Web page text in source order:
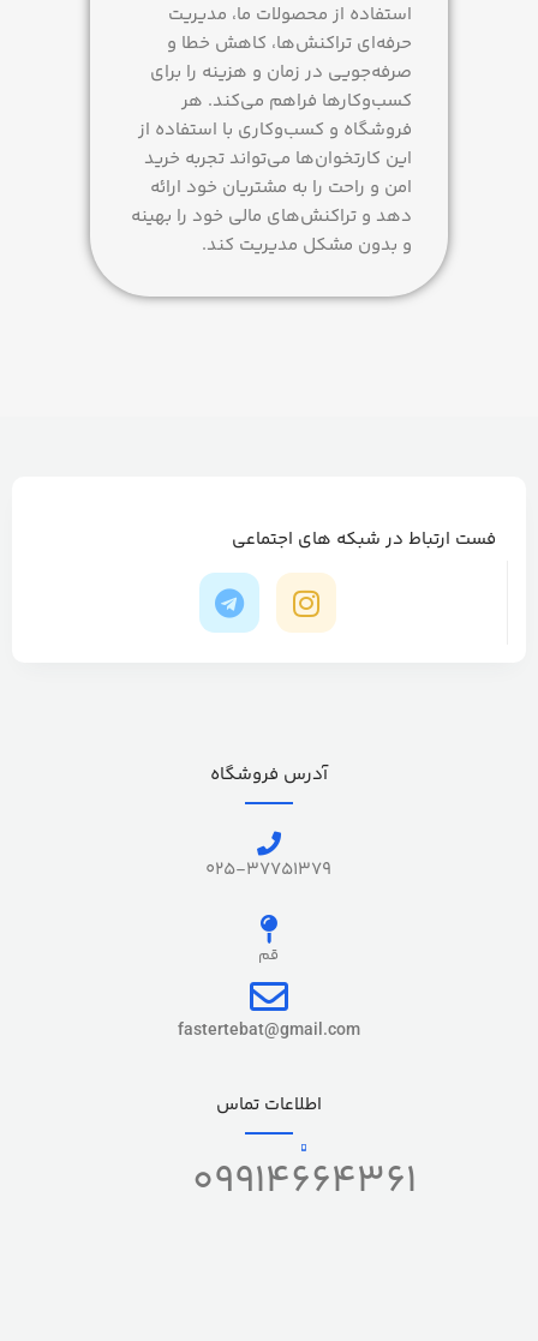
استفاده از محصولات ما، مدیریت
حرفه‌ای تراکنش‌ها، کاهش خطا و
صرفه‌جویی در زمان و هزینه را برای
کسب‌وکارها فراهم می‌کند. هر
فروشگاه و کسب‌وکاری با استفاده از
این کارتخوان‌ها می‌تواند تجربه خرید
امن و راحت را به مشتریان خود ارائه
دهد و تراکنش‌های مالی خود را بهینه
و بدون مشکل مدیریت کند.
فست ارتباط در شبکه های اجتماعی
آدرس فروشگاه
025-37751379
قم
fastertebat@gmail.com
اطلاعات تماس
09914664361